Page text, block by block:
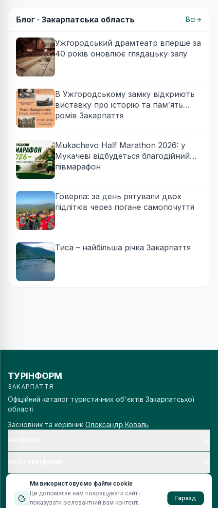
Блог · Закарпатська область Всі
Ужгородський драмтеатр вперше за
40 років оновлює глядацьку залу
В Ужгородському замку відкриють
виставку про історію та пам'ять
ромів Закарпаття
Mukachevo Half Marathon 2026: у
Мукачеві відбудеться благодійний
півмарафон
Говерла: за день рятували двох
підлітків через погане самопочуття
Тиса – найбільша річка Закарпаття
ТУРІНФОРМ
ЗАКАРПАТТЯ
Офіційний каталог туристичних об'єктів Закарпатської
області
Засновник та керівник Олександр Коваль
© 2006–2026 Турінформ Закарпаття. Всі права захищено.
Ми використовуємо файли cookie
Це допомагає нам покращувати сайт і
показувати релевантний вам контент.
Гаразд